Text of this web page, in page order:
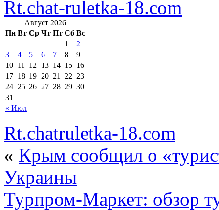
Rt.chat-ruletka-18.com
Август 2026
Пн Вт Ср Чт Пт Сб Вс
« Июл
1
2
3
4 5 6 7 8
9
10 11 12 13 14 15 16
17 18 19 20 21 22 23
24 25 26 27 28 29 30
31
Rt.chatruletka-18.com
« Крым сообщил о
Украины
Турпром-Маркет: обзор